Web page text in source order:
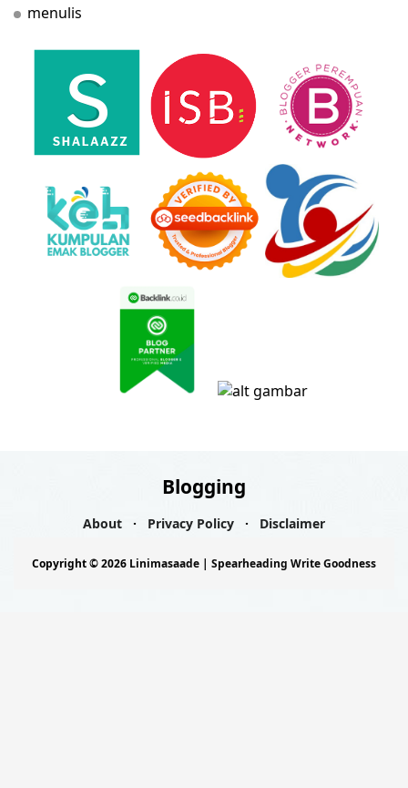
menulis
Blogging
About Privacy Policy Disclaimer
Copyright ©2026 Linimasaade | Spearheading Write Goodness